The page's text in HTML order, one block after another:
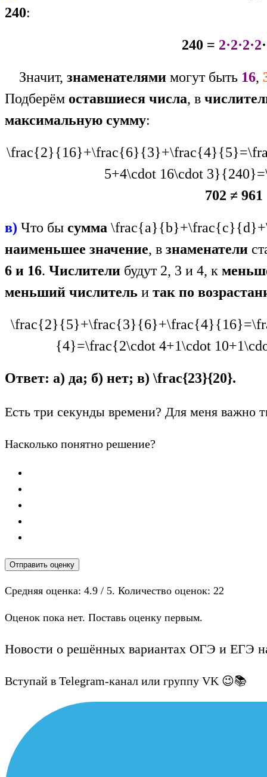
240:
240 = 2·2·2·2·
Значит, знаменателями могут быть 16,
Подберём оставшиеся числа, в
максимальную сумму:
5+4\cdot 16\cdot
702 ≠ 961
в) Что бы сумма
наименьшее значение, в знаменатели
6 и 16. Числители будут 2, 3 и 4, к
меньший числитель и так по
{4}=\frac{2\cdot 4+1\cdot
Ответ: а) да; б) нет; в) \frac{23}{20}.
Есть три секунды времени? Для меня важно
Насколько понятно решение?
Отправить оценку
Средняя оценка: 4.9 / 5. Количество оценок: 22
Оценок пока нет. Поставь оценку первым.
Новости о решённых вариантах ОГЭ и ЕГЭ
Вступай в Telegram-канал или группу VK 😉📚